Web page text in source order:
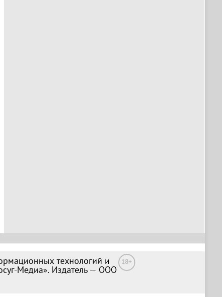
технологий и
Медиа». Издатель — ООО
18+